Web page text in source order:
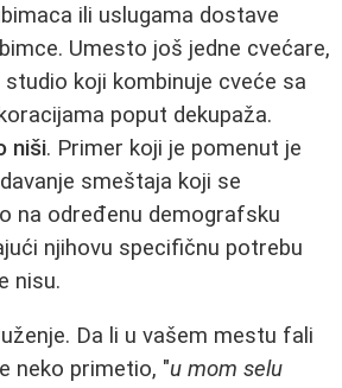
ili uslugama dostave
Umesto još jedne cvećare,
koji kombinuje cveće sa
poput dekupaža.
niši. Primer koji je pomenut je
smeštaja koji se
na određenu demografsku
njihovu specifičnu potrebu
nisu.
Da li u vašem mestu fali
neko primetio, "u mom selu